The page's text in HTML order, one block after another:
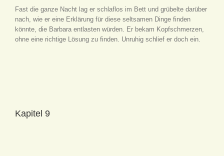
Fast die ganze Nacht lag er schlaflos im Bett und grübelte darüber
nach, wie er eine Erklärung für diese seltsamen Dinge finden
könnte, die Barbara entlasten würden. Er bekam Kopfschmerzen,
ohne eine richtige Lösung zu finden. Unruhig schlief er doch ein.
Kapitel 9